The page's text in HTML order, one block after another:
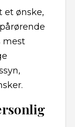
et ønske,
mest